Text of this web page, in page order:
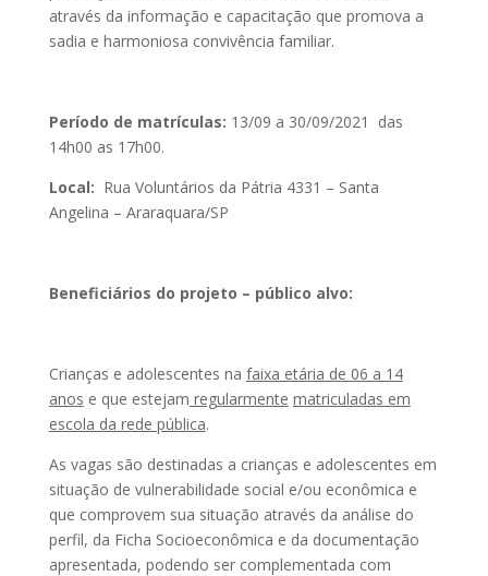
através da informação e capacitação que promova a
sadia e harmoniosa convivência familiar.
Período de matrículas: 13/09 a 30/09/2021 das
14h00 as 17h00.
Local: Rua Voluntários da Pátria 4331 – Santa
Angelina – Araraquara/SP
Beneficiários do projeto – público alvo:
Crianças e adolescentes na faixa etária de 06 a 14
anos e que estejam regularmente matriculadas em
escola da rede pública.
As vagas são destinadas a crianças e adolescentes em
situação de vulnerabilidade social e/ou econômica e
que comprovem sua situação através da análise do
perfil, da Ficha Socioeconômica e da documentação
apresentada, podendo ser complementada com